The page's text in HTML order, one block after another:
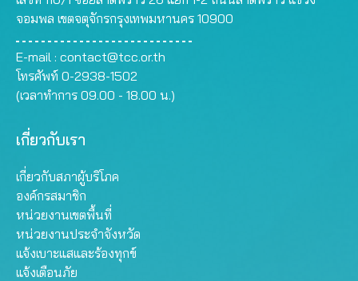
จอมพล เขตจตุจักรกรุงเทพมหานคร 10900
E-mail : contact@tcc.or.th
โทรศัพท์ 0-2938-1502
(เวลาทำการ 09.00 - 18.00 น.)
เกี่ยวกับเรา
เกี่ยวกับสภาผู้บริโภค
องค์กรสมาชิก
หน่วยงานเขตพื้นที่
หน่วยงานประจำจังหวัด
แจ้งเบาะแสและร้องทุกข์
แจ้งเตือนภัย